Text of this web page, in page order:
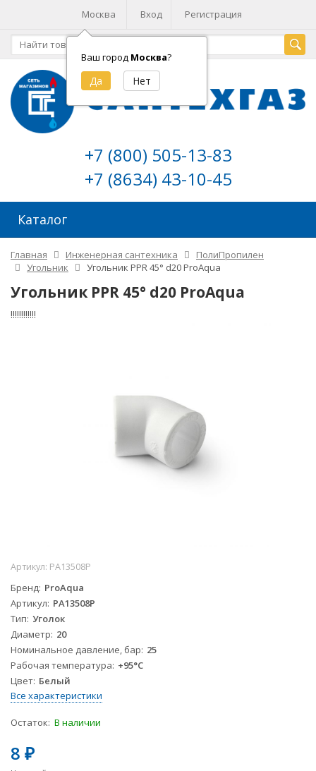
Москва
Ваш город Москва?
Вход Регистрация
+7 (800) 505-13-83
+7 (8634) 43-10-45
Каталог
Главная Инженерная сантехника
ПолиПропилен
Угольник
Угольник PPR 45° d20 ProAquа
Угольник PPR 45° d20 ProAquа
!!!!!!!!!!!!
Артикул: PA13508P
Бренд ProAqua
Артикул PA13508P
Тип Уголок
Диаметр 20
Номинальное давление, бар 25
Рабочая температура +95°С
Цвет Белый
Все характеристики
Остаток: В наличии
8 ₽